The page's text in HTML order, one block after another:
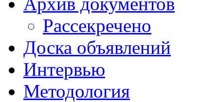
Рассекречено
Доска объявлений
Интервью
Методология